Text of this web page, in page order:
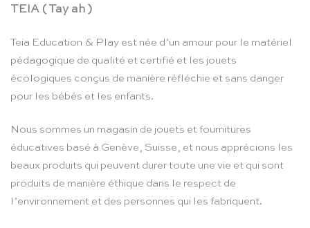
TEIA ( Tay ah )
Teia Education & Play est née d’un amour pour le matériel
pédagogique de qualité et certifié et les jouets
écologiques conçus de manière réfléchie et sans danger
pour les bébés et les enfants.
Nous sommes un magasin de jouets et fournitures
éducatives basé à Genève, Suisse, et nous apprécions les
beaux produits qui peuvent durer toute une vie et qui sont
produits de manière éthique dans le respect de
l’environnement et des personnes qui les fabriquent.